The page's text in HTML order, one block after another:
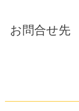
お問合せ先